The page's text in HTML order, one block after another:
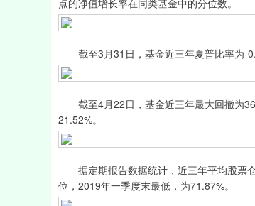
点的净值增长率在同类基金中的分位数。
截至3月31日，基金近三年夏普比率为-
截至4月22日，基金近三年最大回撤为
21.52%。
据定期报告数据统计，近三年平均股票
位，2019年一季度末最低，为71.87%。